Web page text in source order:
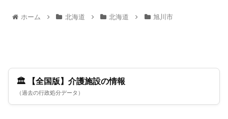
ホーム 北海道 北海道 旭川市
🏛️ 【全国版】介護施設の情報
（過去の行政処分データ）